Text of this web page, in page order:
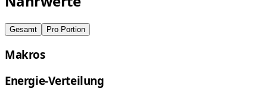
Gesamt Pro Portion
Makros
Energie-Verteilung